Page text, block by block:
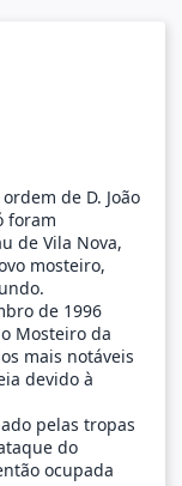
de D. João
foram
de Vila Nova,
mosteiro,
de 1996
Mosteiro da
mais notáveis
devido à
pelas tropas
do
ocupada